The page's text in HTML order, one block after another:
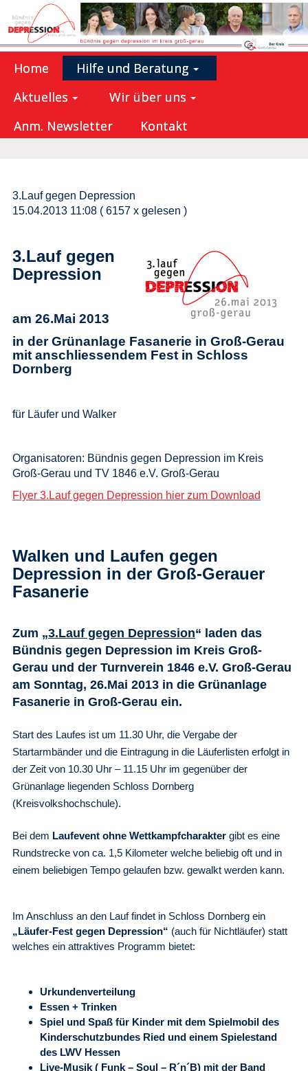
Home
Hilfe und Beratung
Aktuelles
Wir über uns
Anm. Newsletter
Kontakt
3.Lauf gegen Depression
15.04.2013 11:08 ( 6157 x gelesen )
3.Lauf gegen
Depression
am 26.Mai 2013
in der Grünanlage Fasanerie in Groß-Gerau
mit anschliessendem Fest in Schloss
Dornberg
für Läufer und Walker
Organisatoren: Bündnis gegen Depression im Kreis
Groß-Gerau und TV 1846 e.V. Groß-Gerau
Flyer 3.Lauf gegen Depression hier zum Download
Walken und Laufen gegen
Depression in der Groß-Gerauer
Fasanerie
Zum „3.Lauf gegen Depression“ laden das
Bündnis gegen Depression im Kreis Groß-
Gerau und der Turnverein 1846 e.V. Groß-Gerau
am Sonntag, 26.Mai 2013 in die Grünanlage
Fasanerie in Groß-Gerau ein.
Start des Laufes ist um 11.30 Uhr, die Vergabe der
Startarmbänder und die Eintragung in die Läuferlisten erfolgt in
der Zeit von 10.30 Uhr – 11.15 Uhr im gegenüber der
Grünanlage liegenden Schloss Dornberg
(Kreisvolkshochschule).
Bei dem Laufevent ohne Wettkampfcharakter gibt es eine
Rundstrecke von ca. 1,5 Kilometer welche beliebig oft und in
einem beliebigen Tempo gelaufen bzw. gewalkt werden kann.
Im Anschluss an den Lauf findet in Schloss Dornberg ein
„Läufer-Fest gegen Depression“ (auch für Nichtläufer) statt
welches ein attraktives Programm bietet:
Urkundenverteilung
Essen + Trinken
Spiel und Spaß für Kinder mit dem Spielmobil des
Kinderschutzbundes Ried und einem Spielestand
des LWV Hessen
Live-Musik ( Funk – Soul – R´n´B) mit der Band